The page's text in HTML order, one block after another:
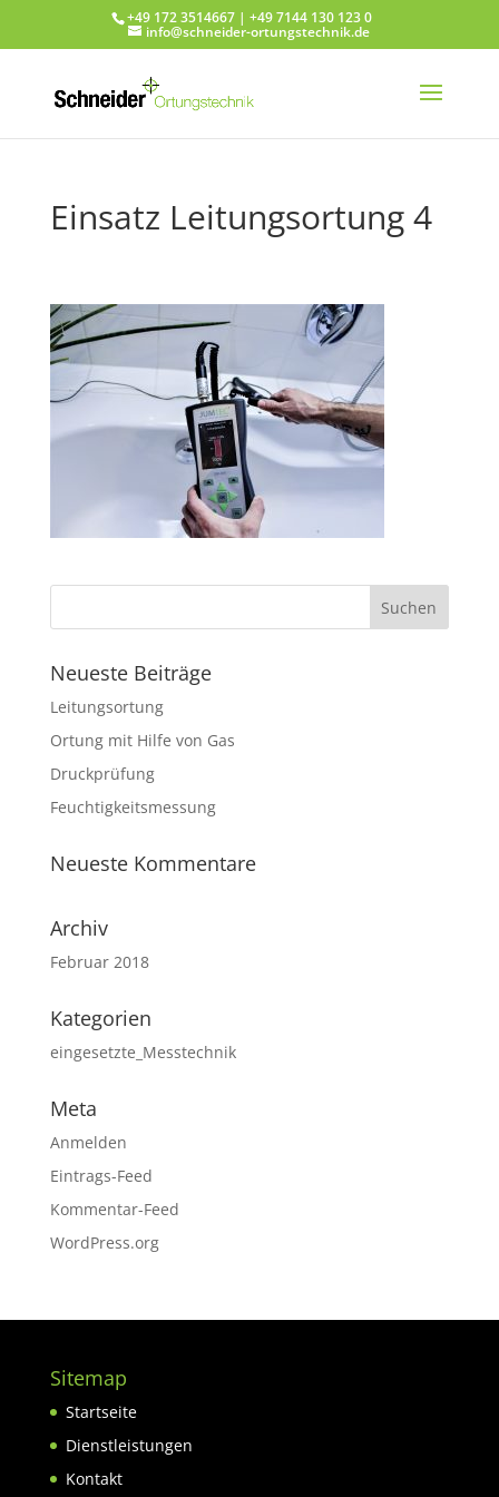
+49 172 3514667 | +49 7144 130 123 0
info@schneider-ortungstechnik.de
Einsatz Leitungsortung 4
Neueste Beiträge
Leitungsortung
Ortung mit Hilfe von Gas
Druckprüfung
Feuchtigkeitsmessung
Neueste Kommentare
Archiv
Februar 2018
Kategorien
eingesetzte_Messtechnik
Meta
Anmelden
Eintrags-Feed
Kommentar-Feed
WordPress.org
Sitemap
Startseite
Dienstleistungen
Kontakt